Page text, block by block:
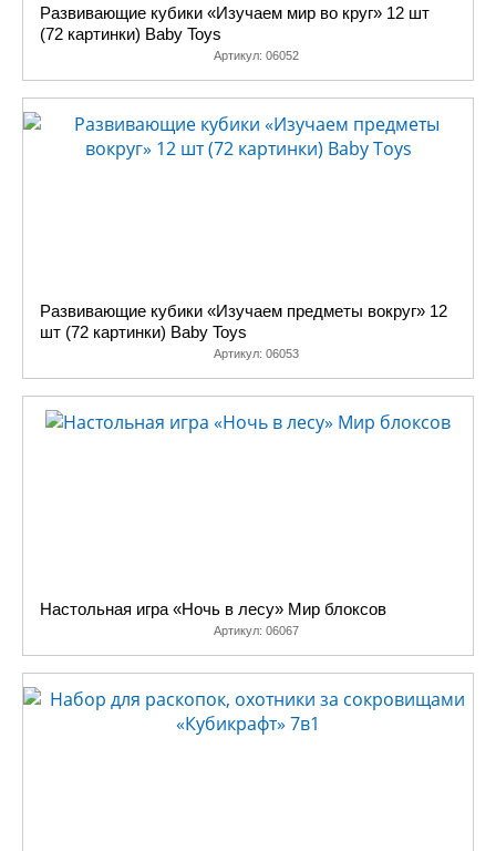
Развивающие кубики «Изучаем мир во круг» 12 шт
(72 картинки) Baby Toys
Артикул: 06052
Развивающие кубики «Изучаем предметы вокруг» 12
шт (72 картинки) Baby Toys
Артикул: 06053
Настольная игра «Ночь в лесу» Мир блоксов
Артикул: 06067